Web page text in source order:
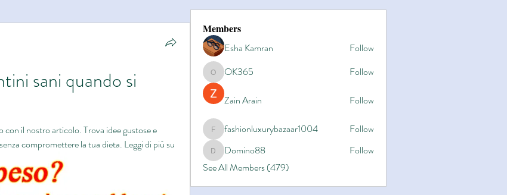
sani quando si
con il nostro articolo. Trova idee gustose e
compromettere la tua dieta. Leggi di più su
Members
Esha Kamran
Follow
OK365OK365 Follow
Zain Arain Follow
fashionluxurybazaar1004
fashionluxurybazaar1004 Follow
Domino88
Domino88
Follow
See All Members (479)